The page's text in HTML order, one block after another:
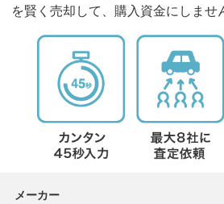
を賢く売却して、購入資金にしませ
メーカー